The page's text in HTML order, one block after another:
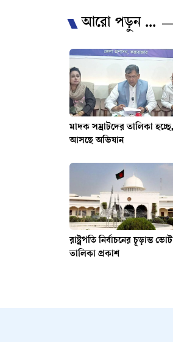
আরো পড়ুন ...
মাদক সম্রাটদের তালিকা হচ্ছে,
আসছে অভিযান
রাষ্ট্রপতি নির্বাচনের চূড়ান্ত
তালিকা প্রকাশ